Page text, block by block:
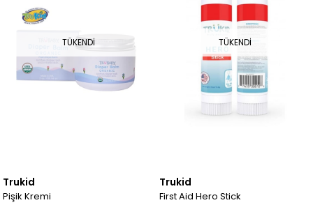
TÜKENDI
Trukid
Pişik Kremi
TÜKENDI
Trukid
First Aid Hero Stick